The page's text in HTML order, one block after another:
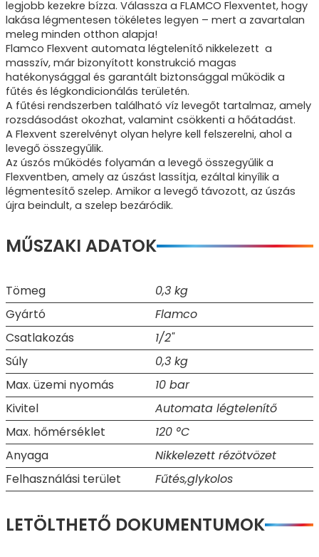
legjobb kezekre bízza. Válassza a FLAMCO Flexventet, hogy
lakása légmentesen tökéletes legyen – mert a zavartalan
meleg minden otthon alapja!
Flamco Flexvent automata légtelenítő nikkelezett a
masszív, már bizonyított konstrukció magas
hatékonysággal és garantált biztonsággal működik a
fűtés és légkondicionálás területén.
A fűtési rendszerben található víz levegőt tartalmaz, amely
rozsdásodást okozhat, valamint csökkenti a hőátadást.
A Flexvent szerelvényt olyan helyre kell felszerelni, ahol a
levegő összegyűlik.
Az úszós működés folyamán a levegő összegyűlik a
Flexventben, amely az úszást lassítja, ezáltal kinyílik a
légmentesítő szelep. Amikor a levegő távozott, az úszás
újra beindult, a szelep bezáródik.
MŰSZAKI ADATOK
Tömeg
0,3 kg
Gyártó
Flamco
Csatlakozás
1/2"
Súly
0,3 kg
Max. üzemi nyomás
10 bar
Kivitel
Automata légtelenítő
Max. hőmérséklet
120 °C
Anyaga
Nikkelezett rézötvözet
Felhasználási terület
Fűtés,glykolos
LETÖLTHETŐ DOKUMENTUMOK